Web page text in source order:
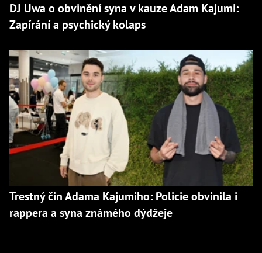
DJ Uwa o obvinění syna v kauze Adam Kajumi:
Zapírání a psychický kolaps
Trestný čin Adama Kajumiho: Policie obvinila i
rappera a syna známého dýdžeje